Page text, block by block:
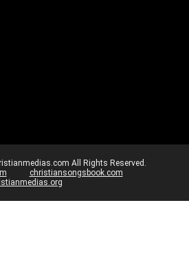
All Rights Reserved.
christiansongsbook.com